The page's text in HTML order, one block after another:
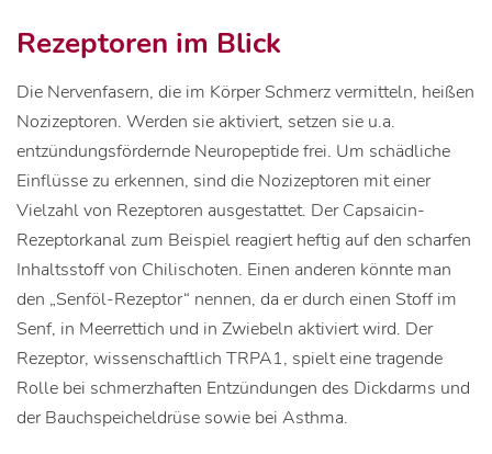
Rezeptoren im Blick
Die Nervenfasern, die im Körper Schmerz vermitteln, heißen
Nozizeptoren. Werden sie aktiviert, setzen sie u.a.
entzündungsfördernde Neuropeptide frei. Um schädliche
Einflüsse zu erkennen, sind die Nozizeptoren mit einer
Vielzahl von Rezeptoren ausgestattet. Der Capsaicin-
Rezeptorkanal zum Beispiel reagiert heftig auf den scharfen
Inhaltsstoff von Chilischoten. Einen anderen könnte man
den „Senföl-Rezeptor“ nennen, da er durch einen Stoff im
Senf, in Meerrettich und in Zwiebeln aktiviert wird. Der
Rezeptor, wissenschaftlich TRPA1, spielt eine tragende
Rolle bei schmerzhaften Entzündungen des Dickdarms und
der Bauchspeicheldrüse sowie bei Asthma.